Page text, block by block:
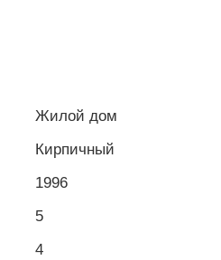
Жилой дом
Кирпичный
1996
5
4